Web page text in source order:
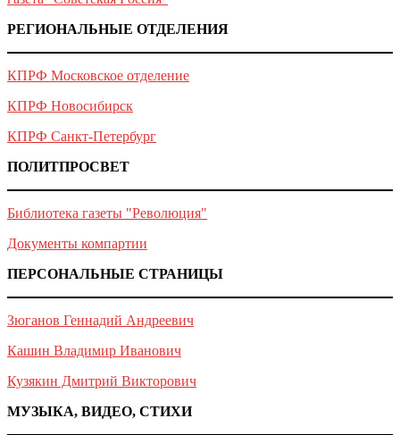
РЕГИОНАЛЬНЫЕ ОТДЕЛЕНИЯ
КПРФ Московское отделение
КПРФ Новосибирск
КПРФ Санкт-Петербург
ПОЛИТПРОСВЕТ
Библиотека газеты "Революция"
Документы компартии
ПЕРСОНАЛЬНЫЕ СТРАНИЦЫ
Зюганов Геннадий Андреевич
Кашин Владимир Иванович
Кузякин Дмитрий Викторович
МУЗЫКА, ВИДЕО, СТИХИ